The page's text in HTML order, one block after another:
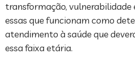
transformação, vulnerabilidade
essas que funcionam como
atendimento à saúde que
essa faixa etária.